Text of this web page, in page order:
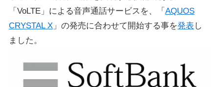
「VoLTE」による音声通話サービスを、「 AQUOS
CRYSTAL X」の発売に合わせて開始する事を発表 し
ました。